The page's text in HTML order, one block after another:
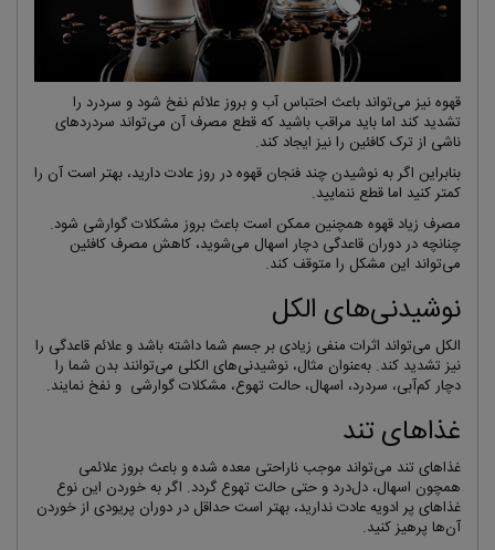
قهوه نیز می‌تواند باعث احتباس آب و بروز علائم نفخ شود و سردرد را
تشدید کند اما باید مراقب باشید که قطع مصرف آن می‌تواند سردردهای
ناشی از ترک کافئین را نیز ایجاد کند.
بنابراین اگر به نوشیدن چند فنجان قهوه در روز عادت دارید، بهتر است آن را
کمتر کنید اما قطع ننمایید.
مصرف زیاد قهوه همچنین ممکن است باعث بروز مشکلات گوارشی شود.
چنانچه در دوران قاعدگی دچار اسهال می‌شوید، کاهش مصرف کافئین
می‌تواند این مشکل را متوقف کند.
نوشیدنی‌های الکل
الکل می‌تواند اثرات منفی زیادی بر جسم شما داشته باشد و علائم قاعدگی را
نیز تشدید کند. به‌عنوان مثال، نوشیدنی‌های الکلی می‌توانند بدن شما را
دچار کم‌آبی، سردرد، اسهال، حالت تهوع، مشکلات گوارشی و نفخ نمایند.
غذاهای تند
غذاهای تند می‌تواند موجب ناراحتی معده شده و باعث بروز علائمی
همچون اسهال، دل‌درد و حتی حالت تهوع گردد. اگر به خوردن این نوع
غذاهای پر ادویه عادت ندارید، بهتر است حداقل در دوران پریودی از خوردن
آن‌‌ها پرهیز کنید.